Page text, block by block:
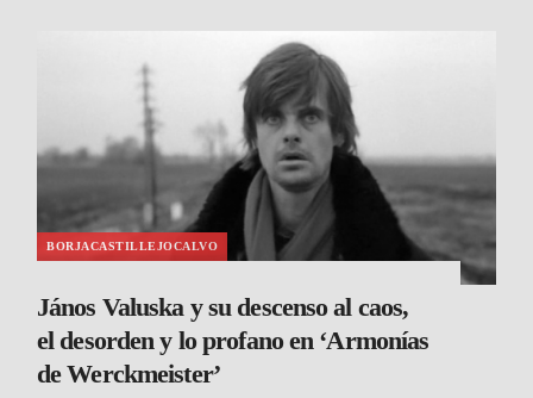
BORJACASTILLEJOCALVO
János Valuska y su descenso al caos,
el desorden y lo profano en ‘Armonías
de Werckmeister’